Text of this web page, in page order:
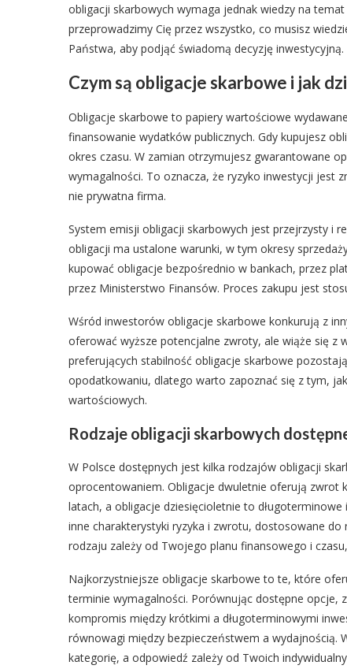
obligacji skarbowych wymaga jednak wiedzy na
przeprowadzimy Cię przez wszystko, co musisz
Państwa, aby podjąć świadomą decyzję inwestycyjną.
Czym są obligacje skarbowe i jak
Obligacje skarbowe to papiery wartościowe
finansowanie wydatków publicznych. Gdy kupujesz
okres czasu. W zamian otrzymujesz gwarantowane
wymagalności. To oznacza, że ryzyko inwestycji jest
nie prywatna firma.
System emisji obligacji skarbowych jest przejrzysty i
obligacji ma ustalone warunki, w tym okresy
kupować obligacje bezpośrednio w bankach, przez
przez Ministerstwo Finansów. Proces zakupu jest
Wśród inwestorów obligacje skarbowe konkurują z
oferować wyższe potencjalne zwroty, ale wiąże się z
preferujących stabilność obligacje skarbowe
opodatkowaniu, dlatego warto zapoznać się z tym,
wartościowych.
Rodzaje obligacji skarbowych
W Polsce dostępnych jest kilka rodzajów obligacji
oprocentowaniem. Obligacje dwuletnie oferują zwrot
latach, a obligacje dziesięcioletnie to
inne charakterystyki ryzyka i zwrotu, dostosowane
rodzaju zależy od Twojego planu finansowego i
Najkorzystniejsze obligacje skarbowe to te, które
terminie wymagalności. Porównując dostępne opcje,
kompromis między krótkimi a długoterminowymi
równowagi między bezpieczeństwem a wydajnością.
kategorię, a odpowiedź zależy od Twoich